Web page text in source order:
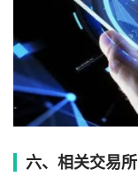
六、相关交易所